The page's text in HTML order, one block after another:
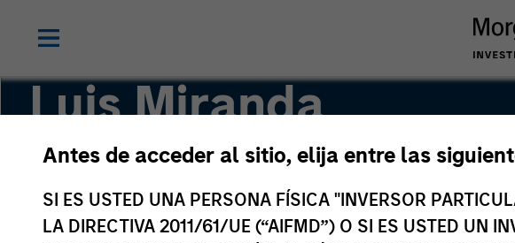
Antes de acceder al sitio, elija entre las
SI ES USTED UNA PERSONA FÍSICA "INVERSOR
LA DIRECTIVA 2011/61/UE (“AIFMD”) O SI ES USTED UN
Luis Miranda
Senior Advisor, India Infrastructure